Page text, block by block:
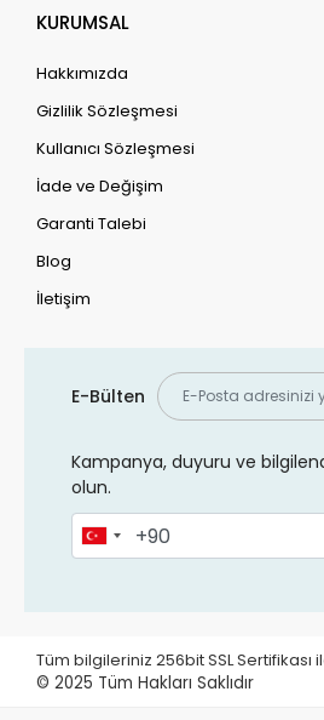
KURUMSAL
Hakkımızda
Gizlilik Sözleşmesi
Kullanıcı Sözleşmesi
İade ve Değişim
Garanti Talebi
Blog
İletişim
E-Bülten
Kampanya, duyuru ve
olun.
Tüm bilgileriniz 256bit SSL Sertifikası
© 2025 Tüm Hakları Saklıdır